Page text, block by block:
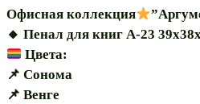
Офисная коллекция
🔸️ Пенал для книг А-23
Цвета:
📌 Сонома
📌 Венге